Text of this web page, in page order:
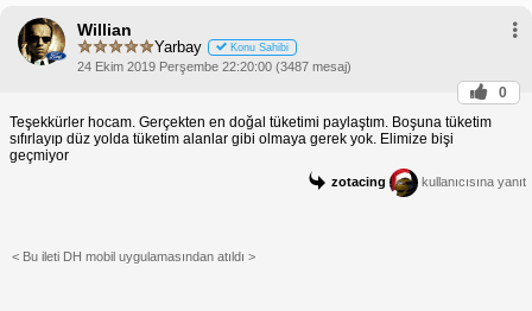
Willian
Yarbay Konu Sahibi
24 Ekim 2019 Perşembe 22:20:00 (3487 mesaj)
0
Teşekkürler hocam. Gerçekten en doğal tüketimi paylaştım. Boşuna tüketim
sıfırlayıp düz yolda tüketim alanlar gibi olmaya gerek yok. Elimize bişi
geçmiyor
zotacing kullanıcısına yanıt
< Bu ileti DH mobil uygulamasından atıldı >